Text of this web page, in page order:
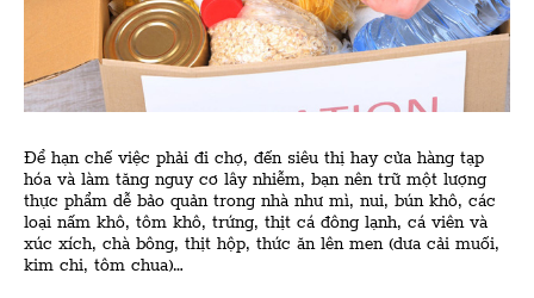
Để hạn chế việc phải đi chợ, đến siêu thị hay cửa hàng tạp
hóa và làm tăng nguy cơ lây nhiễm, bạn nên trữ một lượng
thực phẩm dễ bảo quản trong nhà như mì, nui, bún khô, các
loại nấm khô, tôm khô, trứng, thịt cá đông lạnh, cá viên và
xúc xích, chà bông, thịt hộp, thức ăn lên men (dưa cải muối,
kim chi, tôm chua)…